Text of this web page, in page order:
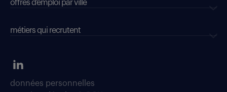
offres d’emploi par ville
métiers qui recrutent
données personnelles